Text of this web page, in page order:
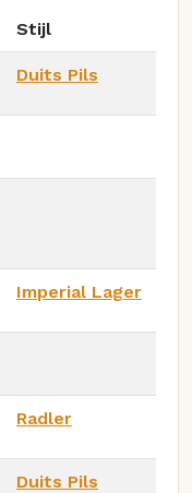
Stijl
Duits Pils
Imperial Lager
Radler
Duits Pils